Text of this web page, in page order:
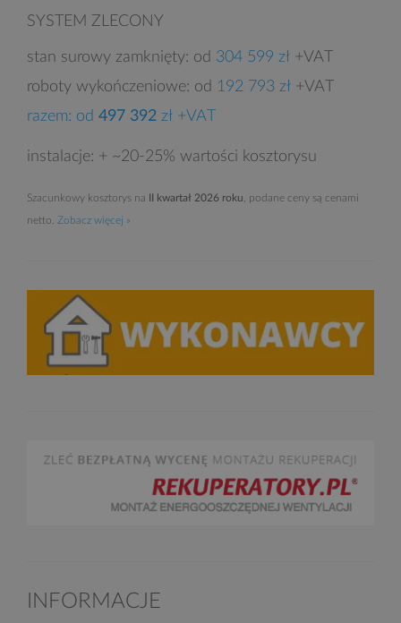
SYSTEM ZLECONY
stan surowy zamknięty: od 304 599 zł +VAT
roboty wykończeniowe: od 192 793 zł +VAT
razem: od 497 392 zł +VAT
instalacje: + ~20-25% wartości kosztorysu
Szacunkowy kosztorys na II kwartał 2026 roku, podane ceny są cenami
netto. Zobacz więcej »
INFORMACJE